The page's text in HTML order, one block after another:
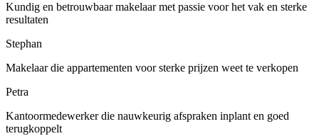
Kundig en betrouwbaar makelaar met passie voor het vak en sterke
resultaten
Stephan
Makelaar die appartementen voor sterke prijzen weet te verkopen
Petra
Kantoormedewerker die nauwkeurig afspraken inplant en goed
terugkoppelt